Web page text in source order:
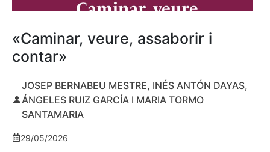
«Caminar, veure, assaborir i
contar»
JOSEP BERNABEU MESTRE, INÉS ANTÓN DAYAS,
ÁNGELES RUIZ GARCÍA I MARIA TORMO
SANTAMARIA
29/05/2026